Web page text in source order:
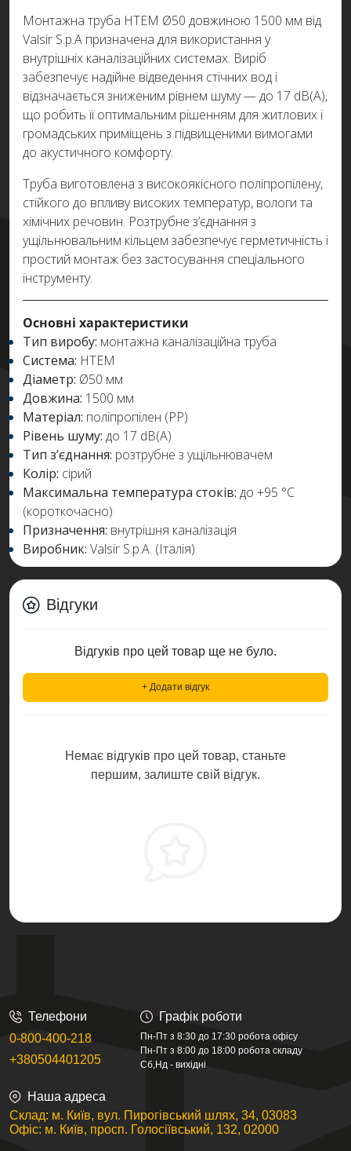
Монтажна труба HTEM Ø50 довжиною 1500 мм від
Valsir S.p.A призначена для використання у
внутрішніх каналізаційних системах. Виріб
забезпечує надійне відведення стічних вод і
відзначається зниженим рівнем шуму — до 17 dB(A),
що робить її оптимальним рішенням для житлових і
громадських приміщень з підвищеними вимогами
до акустичного комфорту.
Труба виготовлена з високоякісного поліпропілену,
стійкого до впливу високих температур, вологи та
хімічних речовин. Розтрубне з’єднання з
ущільнювальним кільцем забезпечує герметичність і
простий монтаж без застосування спеціального
інструменту.
Основні характеристики
Тип виробу: монтажна каналізаційна труба
Система: HTEM
Діаметр: Ø50 мм
Довжина: 1500 мм
Матеріал: поліпропілен (PP)
Рівень шуму: до 17 dB(A)
Тип з’єднання: розтрубне з ущільнювачем
Колір: сірий
Максимальна температура стоків: до +95 °C
(короткочасно)
Призначення: внутрішня каналізація
Виробник: Valsir S.p.A. (Італія)
Відгуки
Відгуків про цей товар ще не було.
+ Додати відгук
Немає відгуків про цей товар, станьте
першим, залиште свій відгук.
Телефони
0-800-400-218
+380504401205
Графік роботи
Пн-Пт з 8:30 до 17:30 робота офісу
Пн-Пт з 8:00 до 18:00 робота складу
Сб,Нд - вихідні
Наша адреса
Склад: м. Київ, вул. Пирогівський шлях, 34, 03083
Офіс: м. Київ, просп. Голосіївський, 132, 02000